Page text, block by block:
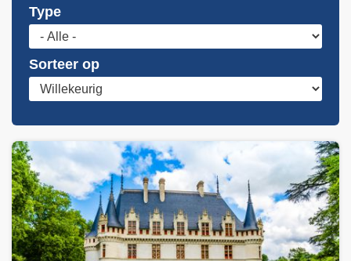
Type
Sorteer op